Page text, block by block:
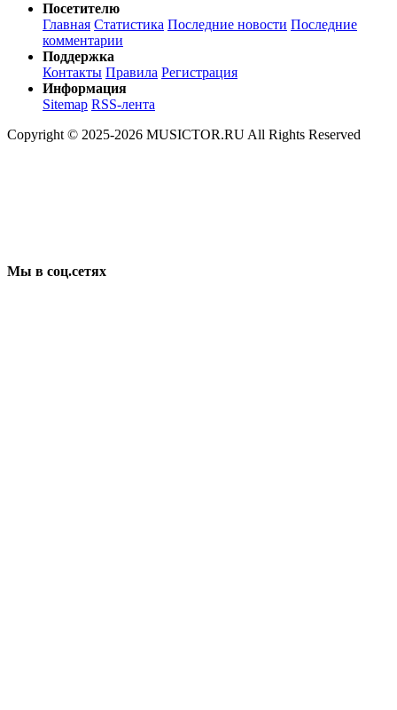
Посетителю
Главная Статистика Последние новости Последние
комментарии
Поддержка
Контакты Правила Регистрация
Информация
Sitemap RSS-лента
Copyright © 2025-2026 MUSICTOR.RU All Rights Reserved
Мы в соц.сетях